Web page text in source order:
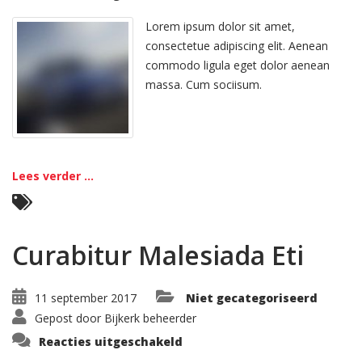
Ante
Lorem ipsum dolor sit amet,
consectetue adipiscing elit. Aenean
commodo ligula eget dolor aenean
massa. Cum sociisum.
Lees verder ...
Curabitur Malesiada Eti
11 september 2017
Niet gecategoriseerd
Gepost door Bijkerk beheerder
Reacties uitgeschakeld